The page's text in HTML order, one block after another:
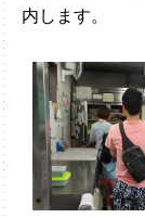
内します。